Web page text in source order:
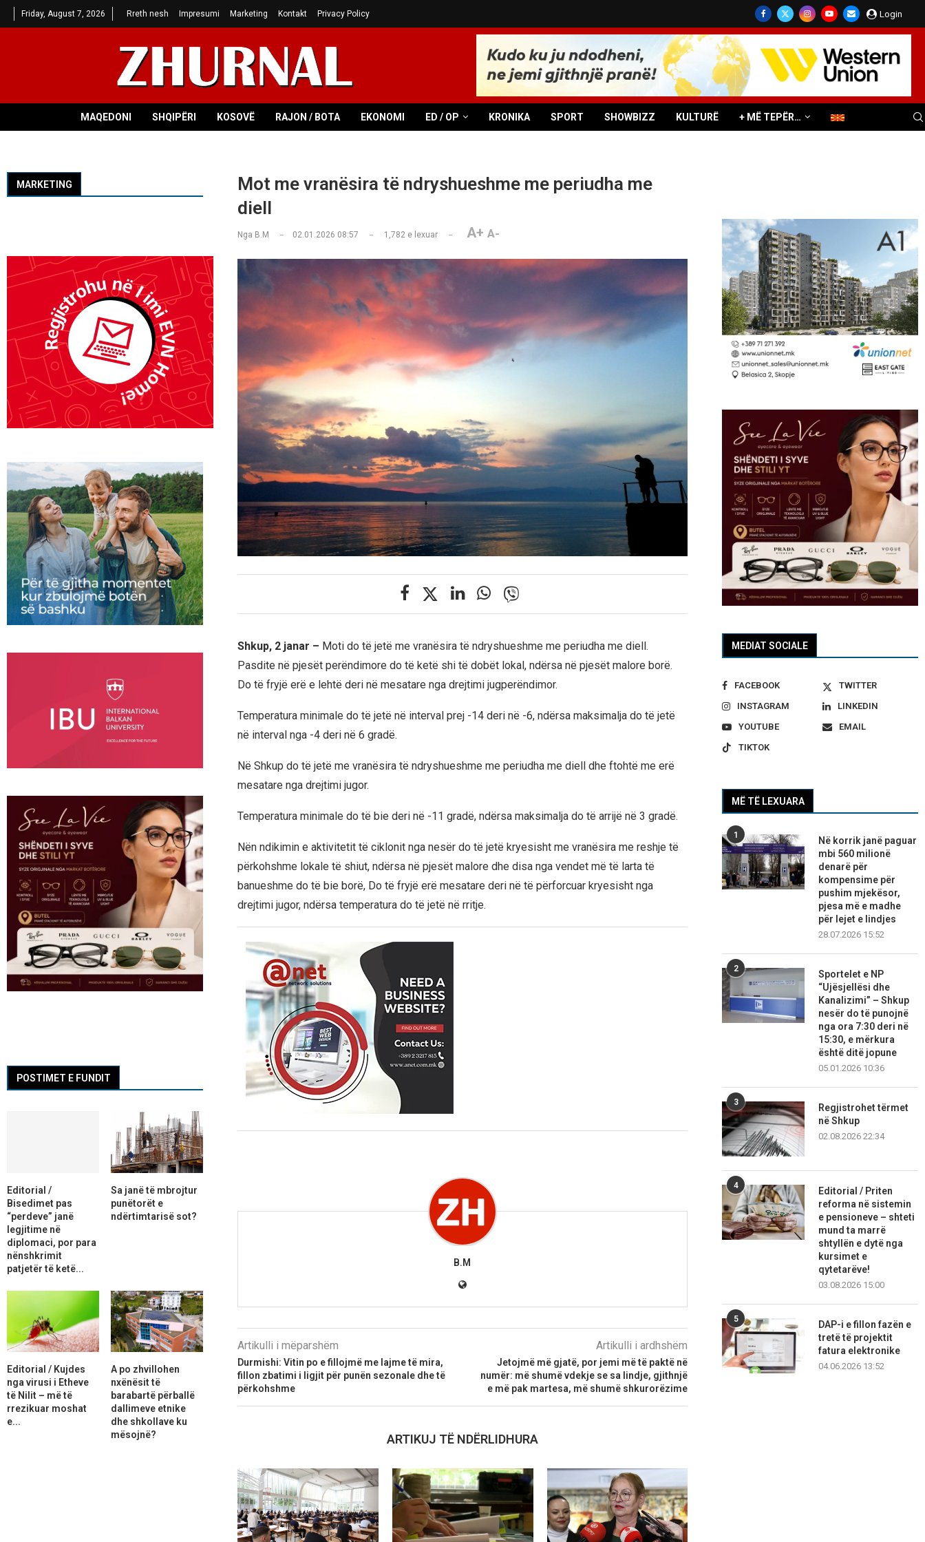
Friday, August 7, 2026 Rreth nesh Impresumi Marketing Kontakt Privacy Policy Login
MAQEDONI SHQIPËRI KOSOVË RAJON / BOTA EKONOMI ED / OP KRONIKA SPORT SHOWBIZZ KULTURË + MË TEPËR…
Mot me vranësira të ndryshueshme me periudha me
diell
Nga B.M 02.01.2026 08:57 1,782e lexuar A+ A-
Shkup, 2 janar – Moti do të jetë me vranësira të ndryshueshme me periudha me diell.
Pasdite në pjesët perëndimore do të ketë shi të dobët lokal, ndërsa në pjesët malore borë.
Do të fryjë erë e lehtë deri në mesatare nga drejtimi jugperëndimor.
Temperatura minimale do të jetë në interval prej -14 deri në -6, ndërsa maksimalja do të jetë
në interval nga -4 deri në 6 gradë.
Në Shkup do të jetë me vranësira të ndryshueshme me periudha me diell dhe ftohtë me erë
mesatare nga drejtimi jugor.
Temperatura minimale do të bie deri në -11 gradë, ndërsa maksimalja do të arrijë në 3 gradë.
Nën ndikimin e aktivitetit të ciklonit nga nesër do të jetë kryesisht me vranësira me reshje të
përkohshme lokale të shiut, ndërsa në pjesët malore dhe disa nga vendet më të larta të
banueshme do të bie borë, Do të fryjë erë mesatare deri në të përforcuar kryesisht nga
drejtimi jugor, ndërsa temperatura do të jetë në rritje.
B.M
Artikulli i mëparshëm
Durmishi: Vitin po e fillojmë me lajme të mira,
fillon zbatimi i ligjit për punën sezonale dhe të
përkohshme
Artikulli i ardhshëm
Jetojmë më gjatë, por jemi më të paktë në
numër: më shumë vdekje se sa lindje, gjithnjë
e më pak martesa, më shumë shkurorëzime
ARTIKUJ TË NDËRLIDHURA
MEDIAT SOCIALE
FACEBOOK
TWITTER
INSTAGRAM
LINKEDIN
YOUTUBE
EMAIL
TIKTOK
MË TË LEXUARA
1
Në korrik janë paguar
mbi 560 milionë
denarë për
kompensime për
pushim mjekësor,
pjesa më e madhe
për lejet e lindjes
28.07.2026 15:52
2
Sportelet e NP
“Ujësjellësi dhe
Kanalizimi” – Shkup
nesër do të punojnë
nga ora 7:30 deri në
15:30, e mërkura
është ditë jopune
05.01.2026 10:36
3
Regjistrohet tërmet
në Shkup
02.08.2026 22:34
4
Editorial / Priten
reforma në sistemin
e pensioneve – shteti
mund ta marrë
shtyllën e dytë nga
kursimet e
qytetarëve!
03.08.2026 15:00
5
DAP-i e fillon fazën e
tretë të projektit
fatura elektronike
04.06.2026 13:52
MARKETING
POSTIMET E FUNDIT
Editorial /
Bisedimet pas
“perdeve” janë
legjitime në
diplomaci, por para
nënshkrimit
patjetër të ketë...
Sa janë të mbrojtur
punëtorët e
ndërtimtarisë sot?
Editorial / Kujdes
nga virusi i Etheve
të Nilit – më të
rrezikuar moshat
e...
A po zhvillohen
nxënësit të
barabartë përballë
dallimeve etnike
dhe shkollave ku
mësojnë?